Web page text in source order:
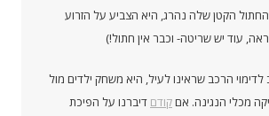
הקטן שלה נהרג, היא הצביע על הזרוע
עוד יש שריטה- וכבר אין חתול!)
הרכב שראינו לעיל, היא משחק ילדים מול
מכלי הנגינה. אםקודם דיברנו על הפיכת